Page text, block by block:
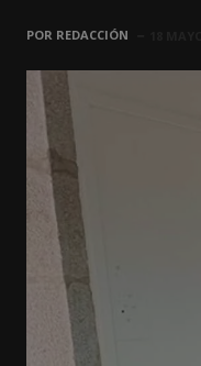
POR REDACCIÓN